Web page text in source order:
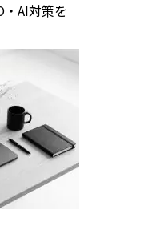
AI対策を